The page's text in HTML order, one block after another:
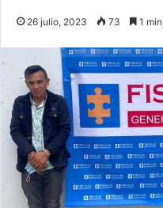
26 julio, 2023 73 1